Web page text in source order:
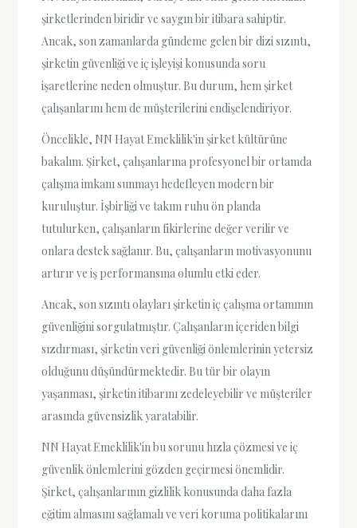
şirketlerinden biridir ve saygın bir itibara sahiptir.
Ancak, son zamanlarda gündeme gelen bir dizi sızıntı,
şirketin güvenliği ve iç işleyişi konusunda soru
işaretlerine neden olmuştur. Bu durum, hem şirket
çalışanlarını hem de müşterilerini endişelendiriyor.
Öncelikle, NN Hayat Emeklilik'in şirket kültürüne
bakalım. Şirket, çalışanlarına profesyonel bir ortamda
çalışma imkanı sunmayı hedefleyen modern bir
kuruluştur. İşbirliği ve takım ruhu ön planda
tutulurken, çalışanların fikirlerine değer verilir ve
onlara destek sağlanır. Bu, çalışanların motivasyonunu
artırır ve iş performansına olumlu etki eder.
Ancak, son sızıntı olayları şirketin iç çalışma ortamının
güvenliğini sorgulatmıştır. Çalışanların içeriden bilgi
sızdırması, şirketin veri güvenliği önlemlerinin yetersiz
olduğunu düşündürmektedir. Bu tür bir olayın
yaşanması, şirketin itibarını zedeleyebilir ve müşteriler
arasında güvensizlik yaratabilir.
NN Hayat Emeklilik'in bu sorunu hızla çözmesi ve iç
güvenlik önlemlerini gözden geçirmesi önemlidir.
Şirket, çalışanlarının gizlilik konusunda daha fazla
eğitim almasını sağlamalı ve veri koruma politikalarını